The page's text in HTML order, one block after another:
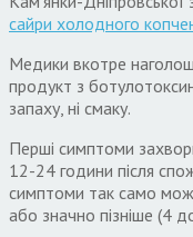
сайри холодного
Медики вкотре
продукт з
запаху, ні смаку.
Перші симптоми
12-24 години після
симптоми так само
або значно пізніше (4